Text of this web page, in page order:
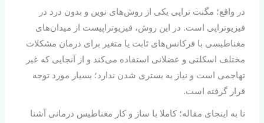
در واقع؛ مگنت تراپی یکی از روش‌های نوین و بدون درد در
فیزیوتراپی است. در این روش، فیزیوتراپیست از میدان‌های
مغناطیسی با فرکانس‌های ثابت یا متغیر برای درمان مشکلات
مختلف اسکلتی‌ و عضلانی استفاده می‌کند و از آنجایی که غیر
تهاجمی است و نیاز به بستری شدن ندارد؛ بسیار مورد توجه
قرار گرفته است.
تا به اینجای مقاله؛ کاملا با ساز و کار مغناطیس درمانی آشنا